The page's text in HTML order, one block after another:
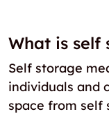
What is self
Self storage
individuals and
space from self